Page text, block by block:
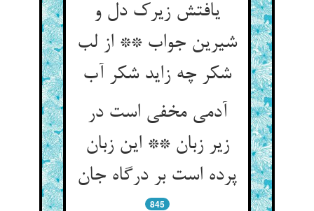
یافتش زیرک دل و
شیرین جواب ** از لب
شکر چه زاید شکر آب‏
آدمی مخفی است در
زیر زبان ** این زبان
پرده است بر درگاه جان‏
845